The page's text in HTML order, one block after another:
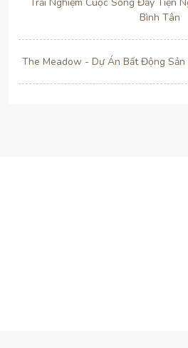
Bình Tân
The Meadow - Dự Án Bất Động Sản